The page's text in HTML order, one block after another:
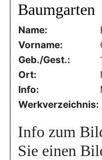
Baumgarten
Name:
Vorname:
Geb./Gest.:
Ort:
Info:
Werkverzeichnis:
Info zum
Sie einen